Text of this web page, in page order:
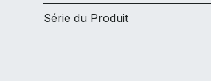
Série du Produit